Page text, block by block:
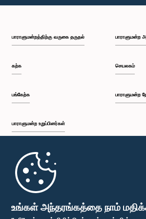
உங்கள் அந்தரங்கத்தை நாம்
பி.ப. 1:18 - பி.ப. 1:25
பி.ப. 1:34 - பி.ப. 1:44
பி.ப. 1:56 - பி.ப. 2:04
பாராளுமன்றத்திற்கு வருகை தருதல்
கற்க
பங்கேற்க
பாராளுமன்ற உறுப்பினர்கள்
முதற்பக்கம்
பாராளுமன்ற
செயலகம்
பாராளுமன்ற
பாராளுமன்ற கையடக்க செயலி